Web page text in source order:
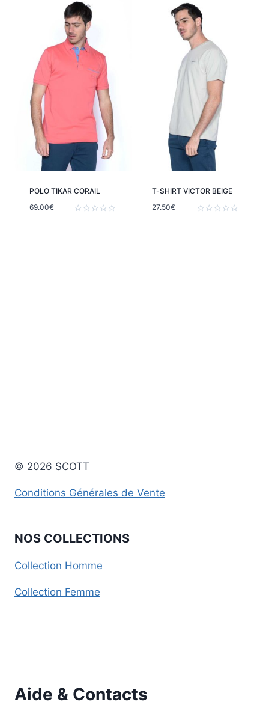
5
5
POLO TIKAR CORAIL
69.00€
T-SHIRT VICTOR BEIGE
27.50€
© 2026 SCOTT
Conditions Générales de Vente
NOS COLLECTIONS
Collection Homme
Collection Femme
Aide & Contacts